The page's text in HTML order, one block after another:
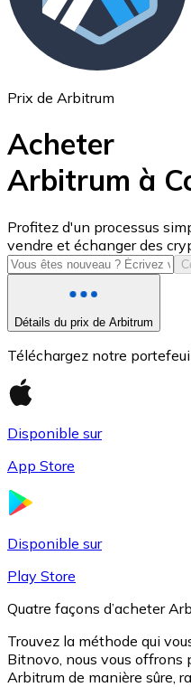
USD Coin
USDC
Prix de Arbitrum
Acheter
Arbitrum à
Profitez d'un processus
vendre et échanger des
Détails du prix de Arbitrum
Téléchargez notre
Disponible sur
App Store
Disponible sur
Play Store
Quatre façons d’acheter
Trouvez la méthode qui
Bitnovo, nous vous offrons
Arbitrum de manière sûre,